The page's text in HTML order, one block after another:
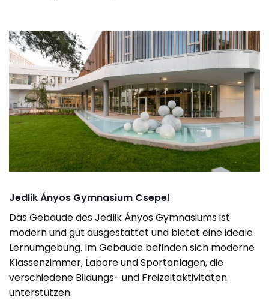
Jedlik Ányos Gymnasium Csepel
Das Gebäude des Jedlik Ányos Gymnasiums ist
modern und gut ausgestattet und bietet eine ideale
Lernumgebung. Im Gebäude befinden sich moderne
Klassenzimmer, Labore und Sportanlagen, die
verschiedene Bildungs- und Freizeitaktivitäten
unterstützen.